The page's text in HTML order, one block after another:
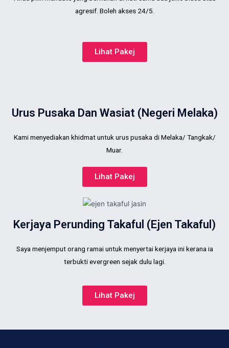
agresif. Boleh akses 24/5.
Lihat Pakej
Urus Pusaka Dan Wasiat (Negeri Melaka)
Kami menyediakan khidmat untuk urus pusaka di Melaka/ Tangkak/
Muar.
Lihat Pakej
Kerjaya Perunding Takaful (Ejen Takaful)
Saya menjemput orang ramai untuk menyertai kerjaya ini kerana ia
terbukti evergreen sejak dulu lagi.
Lihat Pakej